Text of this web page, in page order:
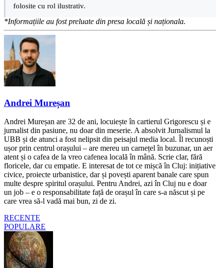
folosite cu rol ilustrativ.
*Informațiile au fost preluate din presa locală și naționala.
Andrei Mureșan
Andrei Mureșan are 32 de ani, locuiește în cartierul Grigorescu și e
jurnalist din pasiune, nu doar din meserie. A absolvit Jurnalismul la
UBB și de atunci a fost nelipsit din peisajul media local. Îl recunoști
ușor prin centrul orașului – are mereu un carnețel în buzunar, un aer
atent și o cafea de la vreo cafenea locală în mână. Scrie clar, fără
floricele, dar cu empatie. E interesat de tot ce mișcă în Cluj: inițiative
civice, proiecte urbanistice, dar și povești aparent banale care spun
multe despre spiritul orașului. Pentru Andrei, azi în Cluj nu e doar
un job – e o responsabilitate față de orașul în care s-a născut și pe
care vrea să-l vadă mai bun, zi de zi.
RECENTE
POPULARE